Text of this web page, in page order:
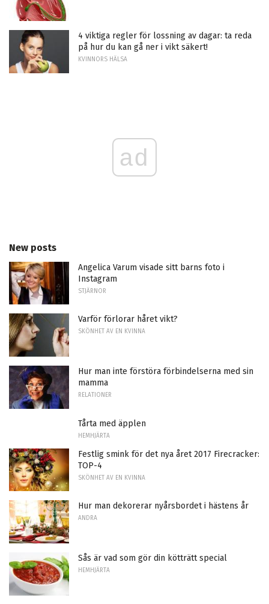
4 viktiga regler för lossning av dagar: ta reda
på hur du kan gå ner i vikt säkert!
KVINNORS HÄLSA
ad
New posts
Angelica Varum visade sitt barns foto i
Instagram
STJÄRNOR
Varför förlorar håret vikt?
SKÖNHET AV EN KVINNA
Hur man inte förstöra förbindelserna med sin
mamma
RELATIONER
Tårta med äpplen
HEMHJÄRTA
Festlig smink för det nya året 2017 Firecracker:
TOP-4
SKÖNHET AV EN KVINNA
Hur man dekorerar nyårsbordet i hästens år
ANDRA
Sås är vad som gör din kötträtt special
HEMHJÄRTA